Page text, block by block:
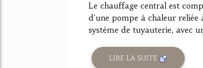
Le chauffage central est
d'une pompe à chaleur
système de tuyauterie, avec
LIRE LA SUITE